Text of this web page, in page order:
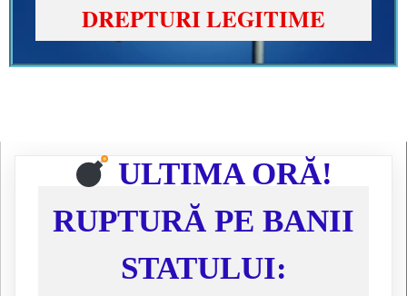
DREPTURI LEGITIME
ULTIMA ORĂ!
RUPTURĂ PE BANII
STATULUI: